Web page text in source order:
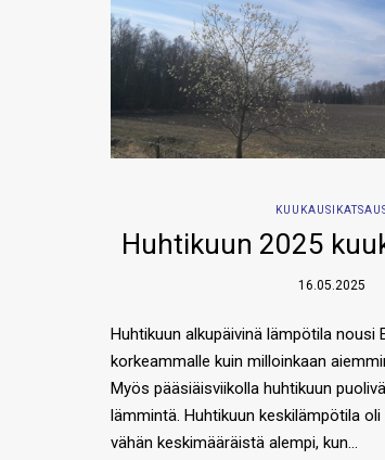
Huhtikuun 2025
16.05.2025
Huhtikuun alkupäivinä lämpötila nousi
korkeammalle kuin milloinkaan
Myös pääsiäisviikolla huhtikuun
lämmintä. Huhtikuun keskilämpötila
vähän keskimääräistä alempi, kun…